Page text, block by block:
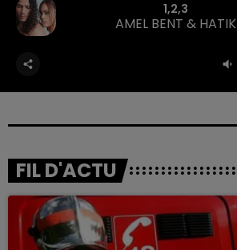
1,2,3
AMEL BENT & HATIK
FIL D'ACTU